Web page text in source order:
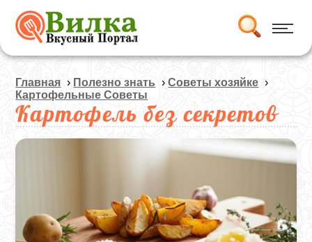
Главная › Полезно знать ›Советы хозяйке ›
Картофельные Советы
Картофель без секретов